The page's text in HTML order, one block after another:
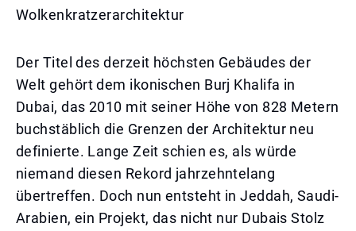
Wolkenkratzerarchitektur
Der Titel des derzeit höchsten Gebäudes der
Welt gehört dem ikonischen Burj Khalifa in
Dubai, das 2010 mit seiner Höhe von 828 Metern
buchstäblich die Grenzen der Architektur neu
definierte. Lange Zeit schien es, als würde
niemand diesen Rekord jahrzehntelang
übertreffen. Doch nun entsteht in Jeddah, Saudi-
Arabien, ein Projekt, das nicht nur Dubais Stolz